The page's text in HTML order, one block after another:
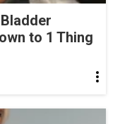
to 1 Thing